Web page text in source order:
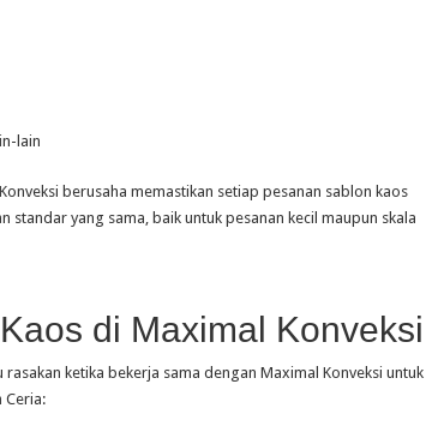
lain
berusaha memastikan setiap pesanan sablon kaos
standar yang sama, baik untuk pesanan kecil maupun skala
di Maximal Konveksi
ketika bekerja sama dengan Maximal Konveksi untuk
Ceria: